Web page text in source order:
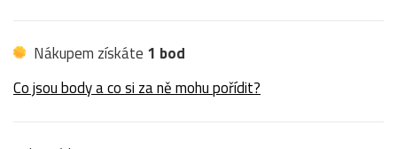
Nákupem získáte 1 bod
Co jsou body a co si za ně mohu pořídit?